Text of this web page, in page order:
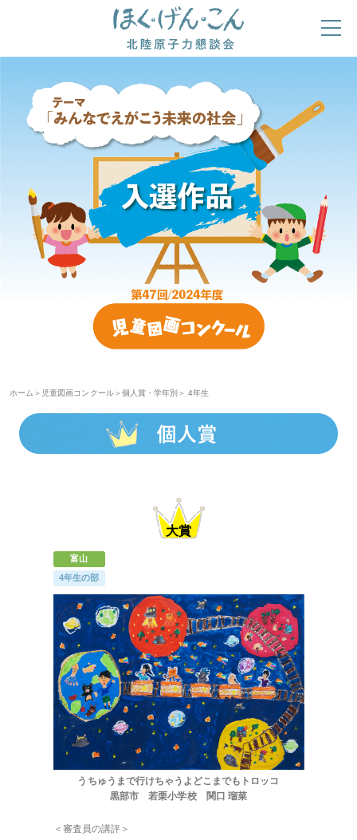
ほくげんこんの自己紹介
ホーム ＞ 児童図画コンクール＞ 個人賞・学年別 ＞ 4年生
富山
4年生の部
うちゅうまで行けちゃうよどこまでもトロッコ
黒部市 若栗小学校 関口 瑠菜
＜審査員の講評＞